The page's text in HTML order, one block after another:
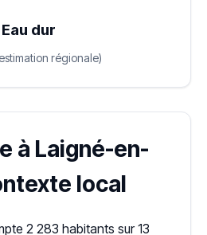
Eau dur
régionale)
à Laigné-en-
local
2 283 habitants sur 13